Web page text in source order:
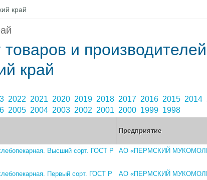
край
товаров и
край
2022 2021 2020 2019 2018 2017 2016 2015 2014
2005 2004 2003 2002 2001 2000 1999 1998
Предприятие
Высший сорт. ГОСТ Р
АО «ПЕРМСКИЙ
Первый сорт. ГОСТ Р
АО «ПЕРМСКИЙ